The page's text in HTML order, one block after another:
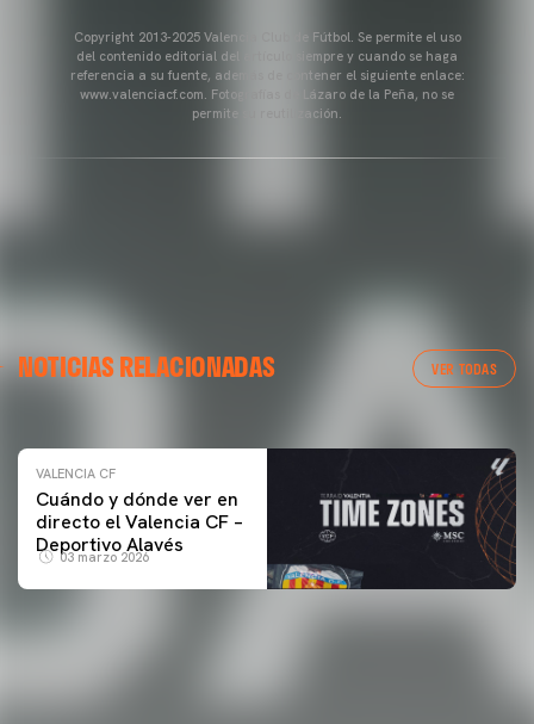
Copyright 2013-2025 Valencia Club de Fútbol. Se permite el uso
del contenido editorial del artículo siempre y cuando se haga
referencia a su fuente, además de contener el siguiente enlace:
www.valenciacf.com. Fotografías de Lázaro de la Peña, no se
permite su reutilización.
NOTICIAS RELACIONADAS VER TODAS
ENTRENAMIENTO DEL VALENCIA CF 04/03/26
VALENCIA CF
Cuándo y dónde ver en
directo el Valencia CF –
Deportivo Alavés
03 marzo 2026